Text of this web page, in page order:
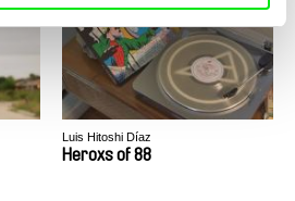
Luis Hitoshi Díaz
Heroxs of 88